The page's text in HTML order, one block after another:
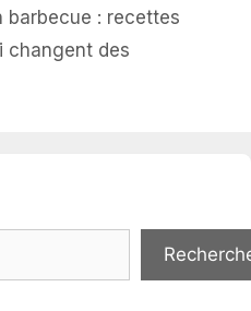
barbecue : recettes
changent des